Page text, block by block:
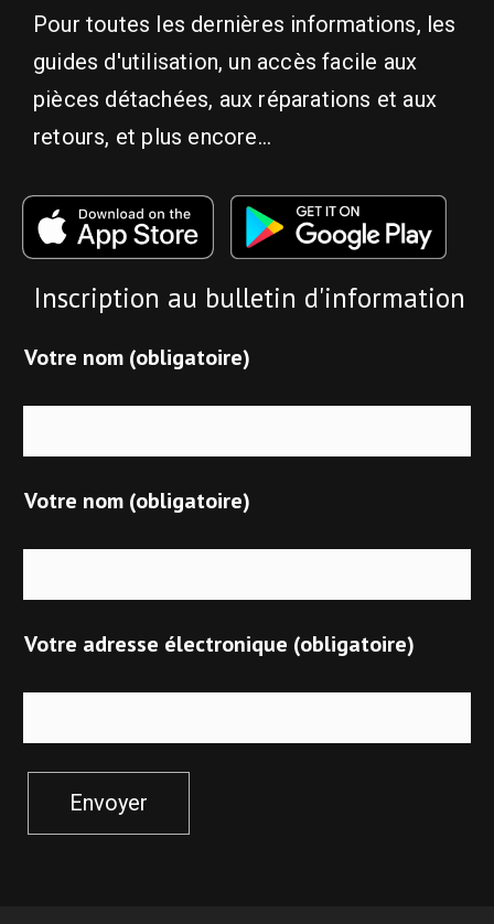
Pour toutes les dernières informations, les
guides d'utilisation, un accès facile aux
pièces détachées, aux réparations et aux
retours, et plus encore...
Inscription au bulletin d'information
Votre nom (obligatoire)
Votre nom (obligatoire)
Votre adresse électronique (obligatoire)
Envoyer